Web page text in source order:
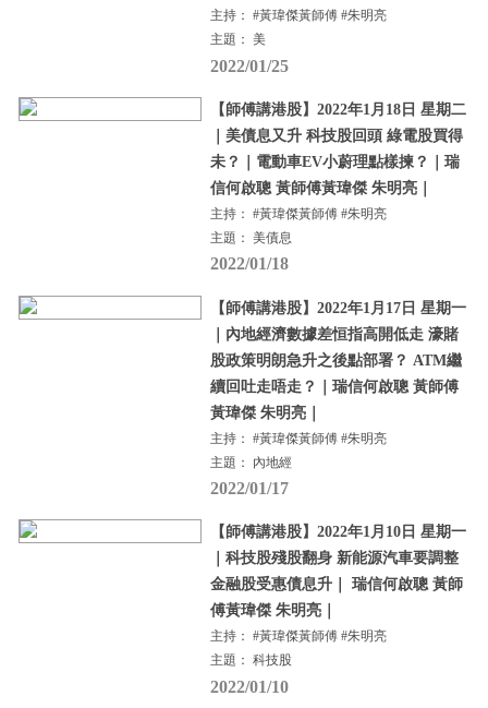
主持： #黃瑋傑黃師傅 #朱明亮
主題： 美
2022/01/25
【師傅講港股】2022年1月18日 星期二
｜美債息又升 科技股回頭 綠電股買得
未？｜電動車EV小蔚理點樣揀？｜瑞
信何啟聰 黃師傅黃瑋傑 朱明亮｜
主持： #黃瑋傑黃師傅 #朱明亮
主題： 美債息
2022/01/18
【師傅講港股】2022年1月17日 星期一
｜內地經濟數據差恒指高開低走 濠賭
股政策明朗急升之後點部署？ ATM繼
續回吐走唔走？｜瑞信何啟聰 黃師傅
黃瑋傑 朱明亮｜
主持： #黃瑋傑黃師傅 #朱明亮
主題： 內地經
2022/01/17
【師傅講港股】2022年1月10日 星期一
｜科技股殘股翻身 新能源汽車要調整
金融股受惠債息升｜ 瑞信何啟聰 黃師
傅黃瑋傑 朱明亮｜
主持： #黃瑋傑黃師傅 #朱明亮
主題： 科技股
2022/01/10